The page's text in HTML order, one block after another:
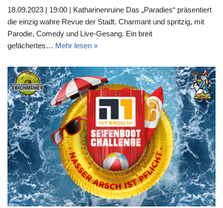
18.09.2023 | 19:00 | Katharinenruine Das „Paradies“ präsentiert
die einzig wahre Revue der Stadt. Charmant und spritzig, mit
Parodie, Comedy und Live-Gesang. Ein breit
gefächertes… Mehr lesen »